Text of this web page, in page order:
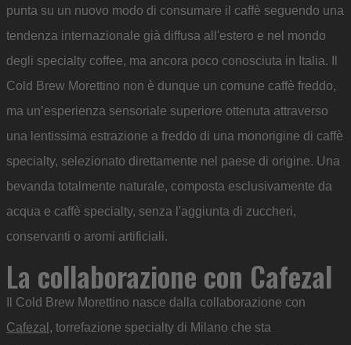
punta su un nuovo modo di consumare il caffè seguendo una
tendenza internazionale già diffusa all'estero e nel mondo
degli specialty coffee, ma ancora poco conosciuta in Italia. Il
Cold Brew Morettino non è dunque un comune caffè freddo,
ma un’esperienza sensoriale superiore ottenuta attraverso
una lentissima estrazione a freddo di una monorigine di caffè
specialty, selezionato direttamente nel paese di origine. Una
bevanda totalmente naturale, composta esclusivamente da
acqua e caffè specialty, senza l'aggiunta di zuccheri,
conservanti o aromi artificiali.
La collaborazione con Cafezal
Il Cold Brew Morettino nasce dalla collaborazione con
Cafezal , torrefazione specialty di Milano che sta